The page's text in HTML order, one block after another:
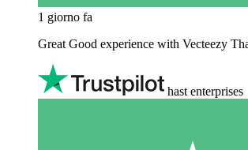
1 giorno fa
Great Good experience with Vecteezy
hast enterprises